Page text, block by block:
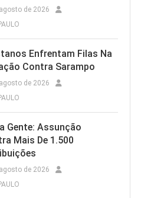
de 2026
Enfrentam Filas Na
Contra Sarampo
de 2026
Gente: Assunção
Mais De 1.500
de 2026